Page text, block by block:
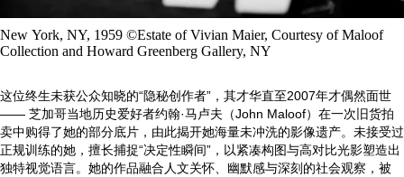
New York, NY, 1959 ©Estate of Vivian Maier, Courtesy of Maloof
Collection and Howard Greenberg Gallery, NY
这位终生未获公众知晓的“隐秘创作者”，其才华直至2007年才偶然面世
—— 芝加哥当地历史爱好者约翰·马卢夫（John Maloof）在一次旧货拍
卖中购得了她的部分底片，由此揭开她海量未冲洗的影像遗产。未接受过
正规训练的她，擅长捕捉“决定性瞬间”，以紧凑构图与高对比光影塑造出
独特视觉语言。她的作品融合人文关怀、幽默感与深刻的社会观察，被